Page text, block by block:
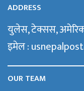
ADDRESS
युलेस, टेक्सस,
इमेल :
OUR TEAM